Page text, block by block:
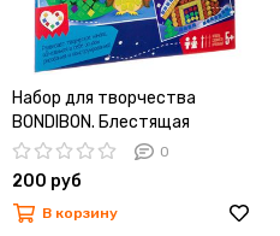
Набор для творчества
BONDIBON. Блестящая
аппликация
0
200 руб
В корзину